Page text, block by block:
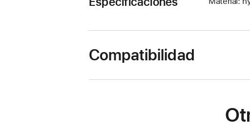
Compatibilidad